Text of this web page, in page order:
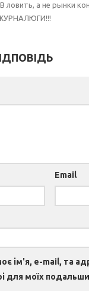
а не рынки
Email
ім'я, e-mail, та
для моїх